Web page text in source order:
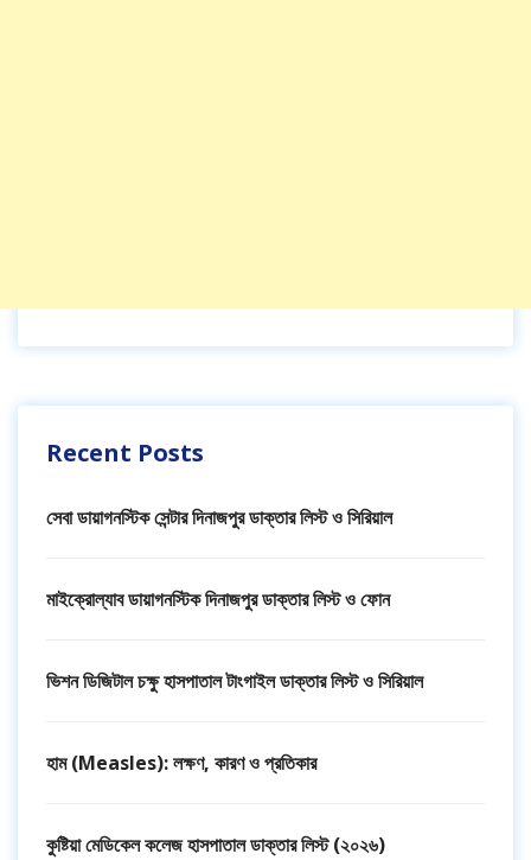
Recent Posts
সেবা ডায়াগনস্টিক সেন্টার দিনাজপুর ডাক্তার লিস্ট ও সিরিয়াল
মাইক্রোল্যাব ডায়াগনস্টিক দিনাজপুর ডাক্তার লিস্ট ও ফোন
ভিশন ডিজিটাল চক্ষু হাসপাতাল টাংগাইল ডাক্তার লিস্ট ও সিরিয়াল
হাম (Measles): লক্ষণ, কারণ ও প্রতিকার
কুষ্টিয়া মেডিকেল কলেজ হাসপাতাল ডাক্তার লিস্ট (২০২৬)